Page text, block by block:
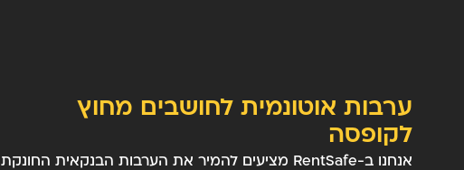
ערבות אוטונמית לחושבים מחוץ
לקופסה
אנחנו ב-RentSafe מציעים להמיר את הערבות הבנקאית החונקת